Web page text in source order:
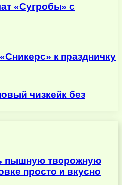
«Сугробы» с
к праздничку
чизкейк без
пышную творожную
просто и вкусно